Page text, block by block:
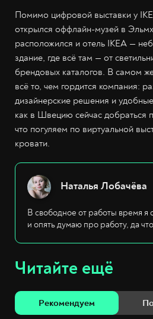
Помимо цифровой выставки у
открылся оффлайн-музей в
расположился и отель IKEA —
здание, где всё там — от
брендовых каталогов. В самом
всё то, чем гордится компания:
дизайнерские решения и
как в Швецию сейчас добраться
что погуляем по виртуальной
кровати.
Наталья Лобачёва
В свободное от работы время я
и опять думаю про работу, да
Читайте ещё
Рекомендуем